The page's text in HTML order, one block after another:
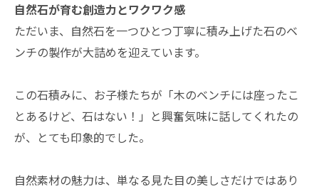
自然石が育む創造力とワクワク感
ただいま、自然石を一つひとつ丁寧に積み上げた石のベ
ンチの製作が大詰めを迎えています。
この石積みに、お子様たちが「木のベンチには座ったこ
とあるけど、石はない！」と興奮気味に話してくれたの
が、とても印象的でした。
自然素材の魅力は、単なる見た目の美しさだけではあり